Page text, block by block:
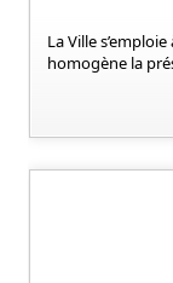
La Ville
homogène la